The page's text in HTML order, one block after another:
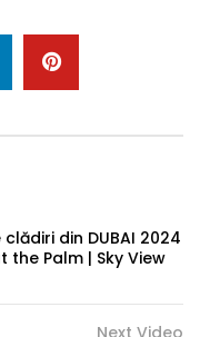
din DUBAI 2024
the Palm | Sky View
Next Video